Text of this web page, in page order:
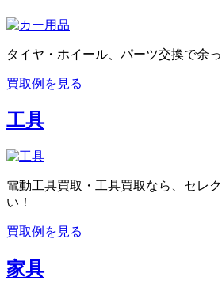
タイヤ・ホイール、パーツ交換で余
買取例を見る
工具
電動工具買取・工具買取なら、セレ
い！
買取例を見る
家具